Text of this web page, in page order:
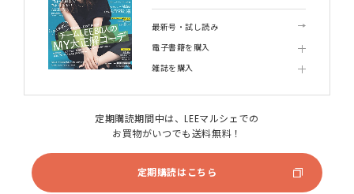
最新号・試し読み
電子書籍を購入
雑誌を購入
定期購読期間中は、LEEマルシェでの
お買物がいつでも送料無料！
定期購読はこちら